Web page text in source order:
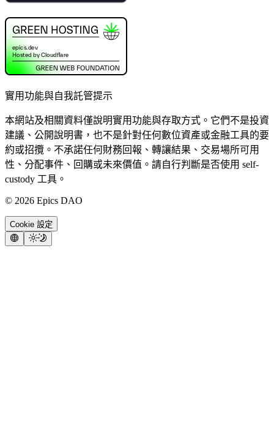
實用功能與自我託管提示
本網站及相關資料僅說明實用功能與存取方式。它們不是投資
建議、公開說明書，也不是針對任何數位資產或金融工具的要
約或招攬。不承諾任何財務回報、轉讓結果、交易場所可用
性、分配事件、回購或未來價值。請自行判斷是否使用 self-
custody 工具。
© 2026 Epics DAO
Cookie 設定